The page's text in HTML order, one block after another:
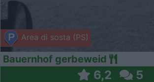
Area di sosta (PS)
Bauernhof gerbeweid
6,2 5